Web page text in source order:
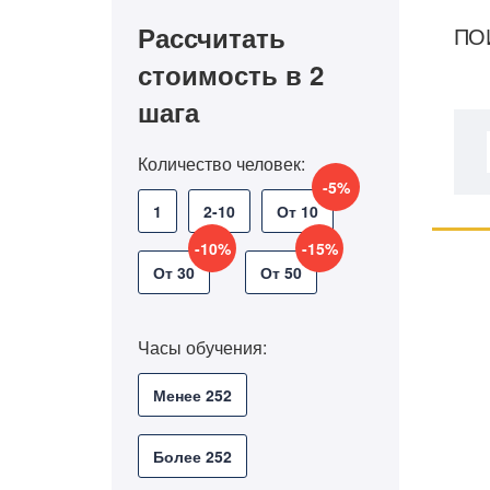
Рассчитать
стоимость в 2
шага
Количество человек:
1 2-10 От 10
-5%
От 30
-10%
От 50
-15%
Часы обучения:
Менее 252
Более 252